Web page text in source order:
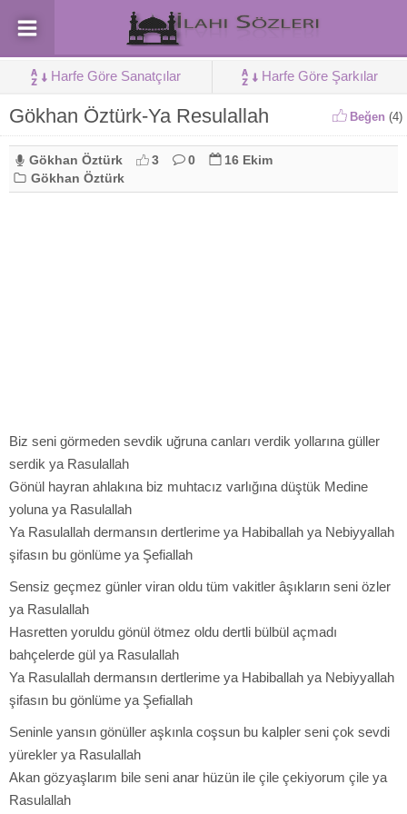
Harfe Göre Sanatçılar Harfe Göre Şarkılar
Gökhan Öztürk-Ya Resulallah Beğen (4)
Gökhan Öztürk 3 0
16 Ekim
Gökhan Öztürk
Biz seni görmeden sevdik uğruna canları verdik yollarına güller
serdik ya Rasulallah
Gönül hayran ahlakına biz muhtacız varlığına düştük Medine
yoluna ya Rasulallah
Ya Rasulallah dermansın dertlerime ya Habiballah ya Nebiyyallah
şifasın bu gönlüme ya Şefiallah
Sensiz geçmez günler viran oldu tüm vakitler âşıkların seni özler
ya Rasulallah
Hasretten yoruldu gönül ötmez oldu dertli bülbül açmadı
bahçelerde gül ya Rasulallah
Ya Rasulallah dermansın dertlerime ya Habiballah ya Nebiyyallah
şifasın bu gönlüme ya Şefiallah
Seninle yansın gönüller aşkınla coşsun bu kalpler seni çok sevdi
yürekler ya Rasulallah
Akan gözyaşlarım bile seni anar hüzün ile çile çekiyorum çile ya
Rasulallah